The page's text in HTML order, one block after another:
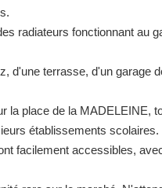
radiateurs fonctionnant au
d'une terrasse, d'un garage
la place de la MADELEINE,
établissements scolaires.
facilement accessibles,